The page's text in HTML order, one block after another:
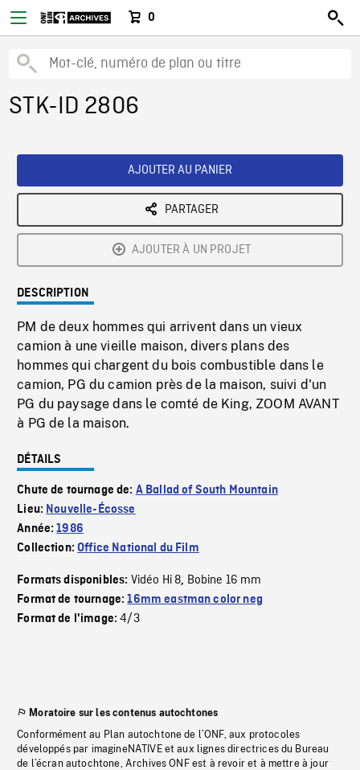
0
STK-ID 2806
AJOUTER AU PANIER
PARTAGER
AJOUTER À UN PROJET
DESCRIPTION
PM de deux hommes qui arrivent dans un vieux
camion à une vieille maison, divers plans des
hommes qui chargent du bois combustible dans le
camion, PG du camion près de la maison, suivi d'un
PG du paysage dans le comté de King, ZOOM AVANT
à PG de la maison.
DÉTAILS
Chute de tournage de: A Ballad of South Mountain
Lieu: Nouvelle-Écosse
Année:1986
Collection:Office National du Film
Formats disponibles: Vidéo Hi 8, Bobine 16 mm
Format de tournage:16mm eastman color neg
Format de l'image:4/3
Moratoire sur les contenus autochtones
Conformément au Plan autochtone de l’ONF, aux protocoles
développés par imagineNATIVE et aux lignes directrices du Bureau
de l’écran autochtone, Archives ONF est à revoir et à mettre à jour